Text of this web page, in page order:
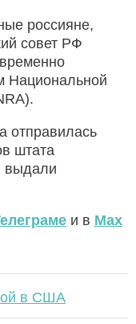
россияне,
совет РФ
Национальной
отправилась
штата
выдали
и в Max
в США